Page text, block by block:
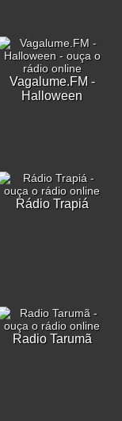
Vagalume.FM -
Halloween
Rádio Trapiá
Radio Tarumã